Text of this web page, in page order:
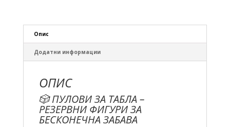
Опис
Додатни информации
ОПИС
🎲 ПУЛОВИ ЗА ТАБЛА –
РЕЗЕРВНИ ФИГУРИ ЗА
БЕСКОНЕЧНА ЗАБАВА